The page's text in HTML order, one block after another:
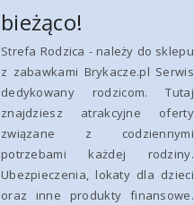
bieżąco!
Strefa Rodzica - należy do sklepu
z zabawkami Brykacze.pl Serwis
dedykowany rodzicom. Tutaj
znajdziesz atrakcyjne oferty
związane z codziennymi
potrzebami każdej rodziny.
Ubezpieczenia, lokaty dla dzieci
oraz inne produkty finansowe.